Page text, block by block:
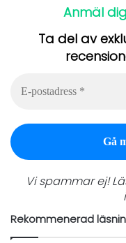
Anmäl
Ta del av
Vi spammar ej!
Rekommenerad